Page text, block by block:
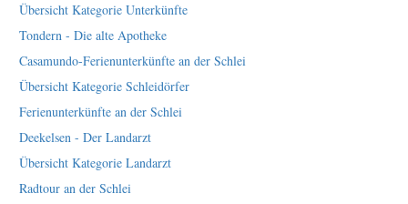
Übersicht Kategorie Unterkünfte
Tondern - Die alte Apotheke
Casamundo-Ferienunterkünfte an der Schlei
Übersicht Kategorie Schleidörfer
Ferienunterkünfte an der Schlei
Deekelsen - Der Landarzt
Übersicht Kategorie Landarzt
Radtour an der Schlei